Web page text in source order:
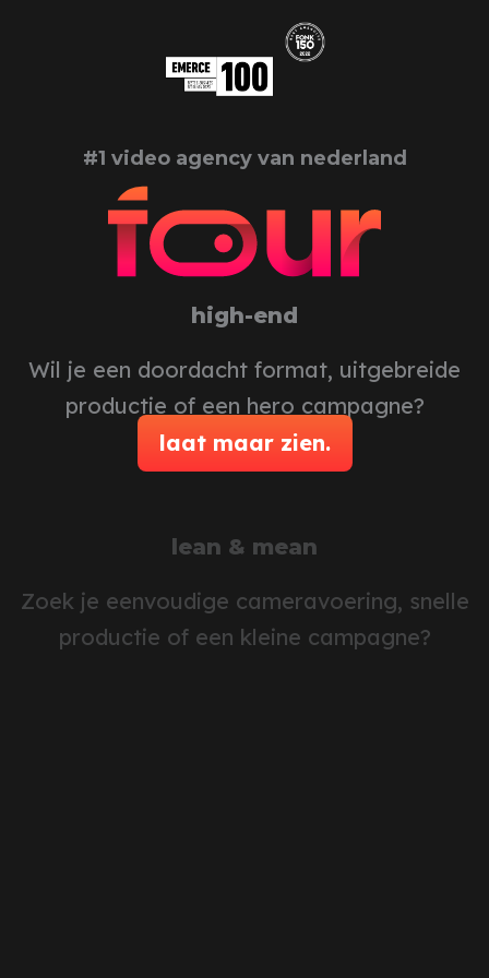
#1 video agency van nederland
lean & mean
Zoek je eenvoudige cameravoering, snelle
productie of een kleine campagne?
high-end
Wil je een doordacht format, uitgebreide
productie of een hero campagne?
laat maar zien.